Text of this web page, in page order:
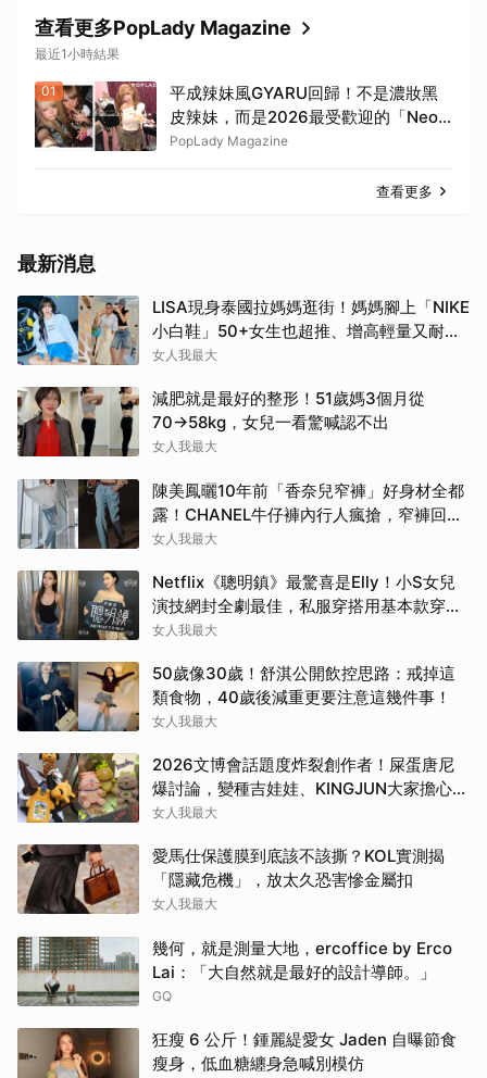
查看更多PopLady Magazine
最近1小時結果
01
平成辣妹風GYARU回歸！不是濃妝黑
皮辣妹，而是2026最受歡迎的「Neo-
Gyaru」穿搭，把平成DNA穿進日常
PopLady Magazine
查看更多
最新消息
LISA現身泰國拉媽媽逛街！媽媽腳上「NIKE
小白鞋」50+女生也超推、增高輕量又耐
走！
女人我最大
減肥就是最好的整形！51歲媽3個月從
70→58kg，女兒一看驚喊認不出
女人我最大
陳美鳳曬10年前「香奈兒窄褲」好身材全都
露！CHANEL牛仔褲內行人瘋搶，窄褲回歸
必看這幾條
女人我最大
Netflix《聰明鎮》最驚喜是Elly！小S女兒
演技網封全劇最佳，私服穿搭用基本款穿出
高級感
女人我最大
50歲像30歲！舒淇公開飲控思路：戒掉這
類食物，40歲後減重更要注意這幾件事！
女人我最大
2026文博會話題度炸裂創作者！屎蛋唐尼
爆討論，變種吉娃娃、KINGJUN大家擔心買
不到
女人我最大
愛馬仕保護膜到底該不該撕？KOL實測揭
「隱藏危機」，放太久恐害慘金屬扣
女人我最大
幾何，就是測量大地，ercoffice by Erco
Lai：「大自然就是最好的設計導師。」
GQ
狂瘦 6 公斤！鍾麗緹愛女 Jaden 自曝節食
瘦身，低血糖纏身急喊別模仿